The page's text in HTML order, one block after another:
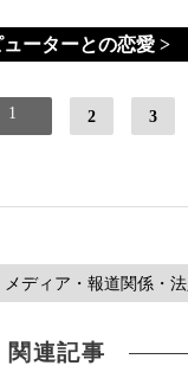
ーターとの恋愛 >
1 2 3
メディア・報道関係・
関連記事